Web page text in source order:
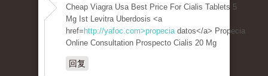
Cheap Viagra Usa Best Price For Cialis Tablets 5
Mg Ist Levitra Uberdosis <a
href= http://yafoc.com>propeciadatos</a> Propecia
Online Consultation Prospecto Cialis 20 Mg
回复